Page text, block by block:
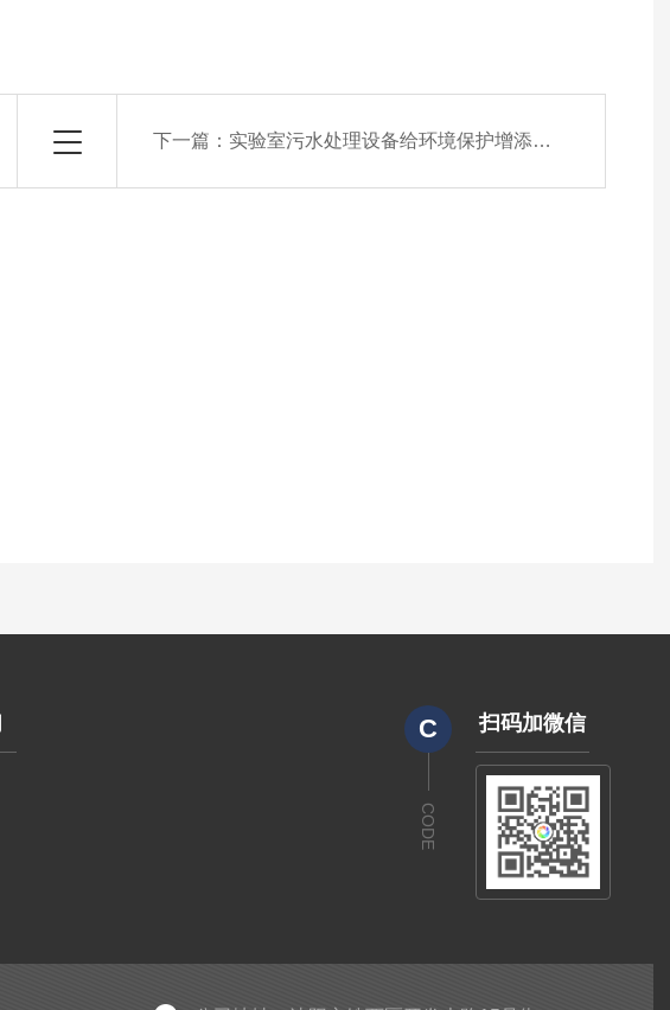
下一篇： 实验室污水处理设备给环境保护增添一抹绿色
C
CODE
扫码加微信